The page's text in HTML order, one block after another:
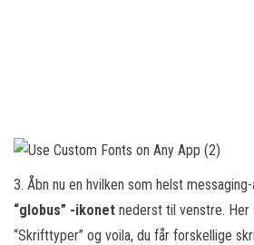
3. Åbn nu en hvilken som helst
“globus” -ikonet nederst til venstre.
“Skrifttyper” og voila, du får forskellige